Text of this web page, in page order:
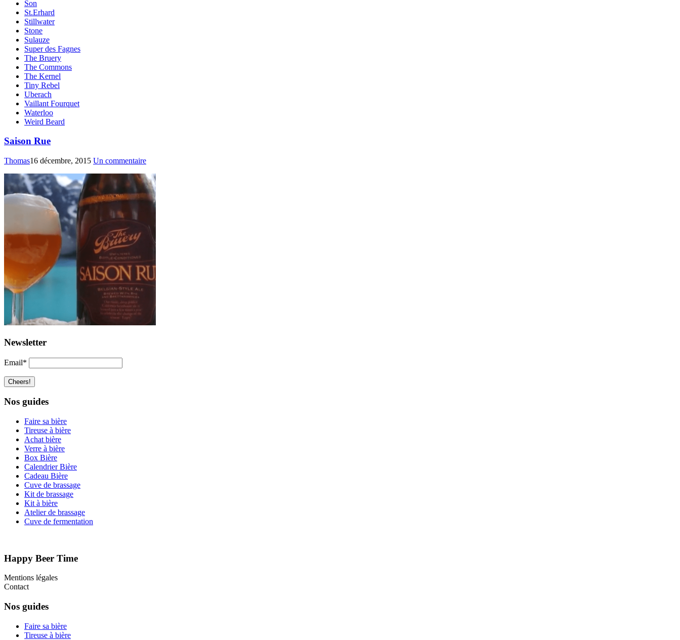
Son
St.Erhard
Stillwater
Stone
Sulauze
Super des Fagnes
The Bruery
The Commons
The Kernel
Tiny Rebel
Uberach
Vaillant Fourquet
Waterloo
Weird Beard
Saison Rue
Thomas16 décembre, 2015 Un commentaire
Newsletter
Email*
Nos guides
Faire sa bière
Tireuse à bière
Achat bière
Verre à bière
Box Bière
Calendrier Bière
Cadeau Bière
Cuve de brassage
Kit de brassage
Kit à bière
Atelier de brassage
Cuve de fermentation
Happy Beer Time
Mentions légales
Contact
Nos guides
Faire sa bière
Tireuse à bière